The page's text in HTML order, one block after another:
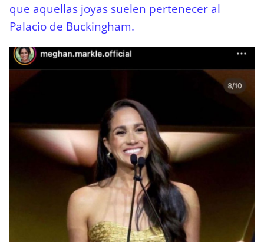
que aquellas joyas suelen pertenecer al
Palacio de Buckingham.